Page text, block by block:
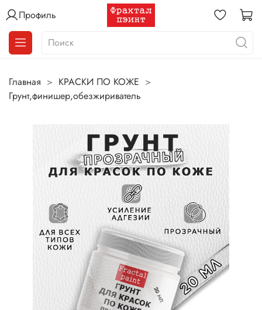
Профиль
Главная
КРАСКИ ПО КОЖЕ
Грунт,финишер,обезжириватель